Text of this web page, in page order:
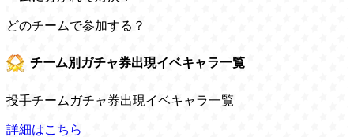
どのチームで参加する？
チーム別ガチャ券出現イベキャラ一覧
投手チームガチャ券出現イベキャラ一覧
詳細はこちら